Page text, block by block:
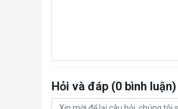
Hỏi và đáp (0 bình luận)